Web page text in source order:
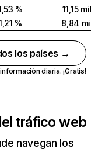
%
11,15
% 8,84
los países →
diaria. ¡Gratis!
tráfico web
navegan los